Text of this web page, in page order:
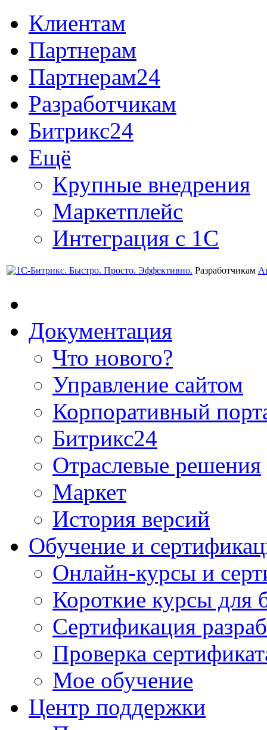
Клиентам
Партнерам
Партнерам24
Разработчикам
Битрикс24
Ещё
Крупные внедрения
Маркетплейс
Интеграция с 1С
Разработчикам
Документация
Что нового?
Управление сайтом
Корпоративный
Битрикс24
Отраслевые решения
Маркет
История версий
Обучение и
Онлайн-курсы и
Короткие курсы для
Сертификация
Проверка
Мое обучение
Центр поддержки